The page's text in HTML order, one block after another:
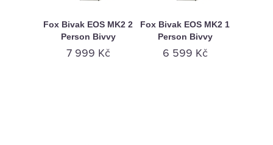
Fox Bivak EOS MK2 2
Person Bivvy
7 999 Kč
Fox Bivak EOS MK2 1
Person Bivvy
6 599 Kč